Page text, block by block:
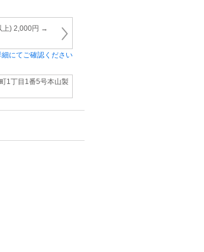
上) 2,000円 →
にてご確認ください
1丁目1番5号本山製